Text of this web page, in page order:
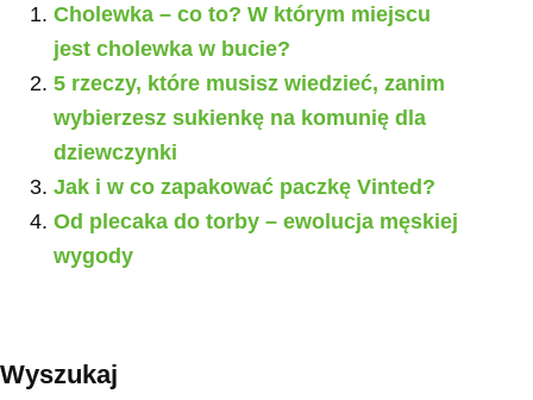
Cholewka – co to? W którym miejscu
jest cholewka w bucie?
5 rzeczy, które musisz wiedzieć, zanim
wybierzesz sukienkę na komunię dla
dziewczynki
Jak i w co zapakować paczkę Vinted?
Od plecaka do torby – ewolucja męskiej
wygody
Wyszukaj